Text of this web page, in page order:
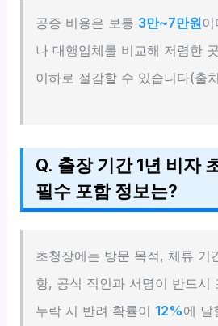
공증 비용은 보통 3만~7만원
나 대행업체를 비교해 저렴한
이하로 절감할 수 있습니다(출
Q. 출장 기간 1년 비자
필수 포함 정보는?
초청장에는 방문 목적, 체류 기
항, 공식 직인과 서명이 반드시
누락 시 반려 확률이 12%에 달